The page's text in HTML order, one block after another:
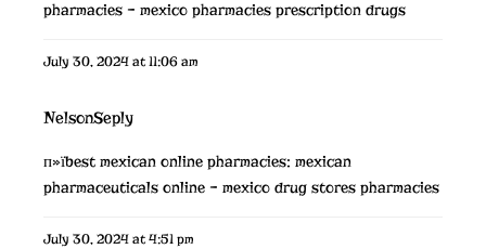
pharmacies – mexico pharmacies prescription drugs
July 30, 2024 at 11:06 am
NelsonSeply
п»їbest mexican online pharmacies: mexican
pharmaceuticals online – mexico drug stores pharmacies
July 30, 2024 at 4:51 pm